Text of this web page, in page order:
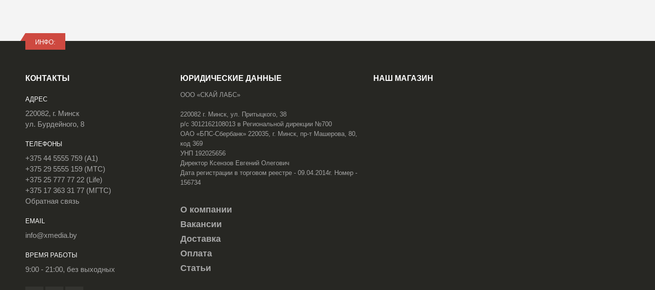
ИНФО:
КОНТАКТЫ
АДРЕС
220082, г. Минск
ул. Бурдейного, 8
ТЕЛЕФОНЫ
+375 44 5555 759 (A1)
+375 29 5555 159 (МТС)
+375 25 777 77 22 (Life)
+375 17 363 31 77 (МГТС)
Обратная связь
EMAIL
info@xmedia.by
ВРЕМЯ РАБОТЫ
9:00 - 21:00, без выходных
ЮРИДИЧЕСКИЕ ДАННЫЕ
ООО «СКАЙ ЛАБС»
220082 г. Минск, ул. Притыцкого, 38
р/с 3012162108013 в Региональной дирекции №700
ОАО «БПС-Сбербанк» 220035, г. Минск, пр-т Машерова, 80,
код 369
УНП 192025656
Директор Ксензов Евгений Олегович
Дата регистрации в торговом реестре - 09.04.2014г. Номер -
156734
О компании
Вакансии
Доставка
Оплата
Статьи
НАШ МАГАЗИН